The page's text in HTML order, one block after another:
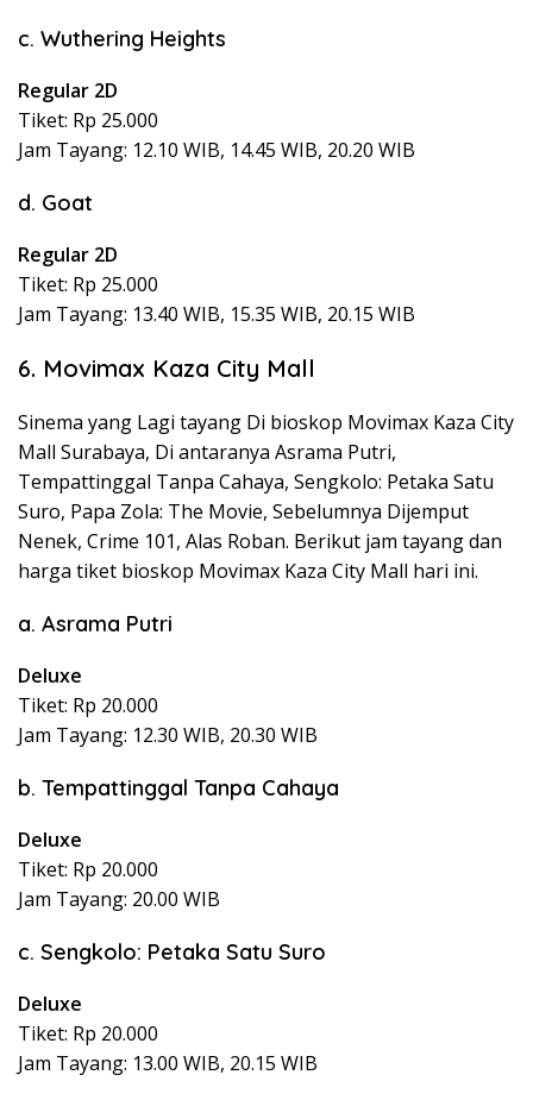
c. Wuthering Heights
Regular 2D
Tiket: Rp 25.000
Jam Tayang: 12.10 WIB, 14.45 WIB, 20.20 WIB
d. Goat
Regular 2D
Tiket: Rp 25.000
Jam Tayang: 13.40 WIB, 15.35 WIB, 20.15 WIB
6. Movimax Kaza City Mall
Sinema yang Lagi tayang Di bioskop Movimax Kaza City
Mall Surabaya, Di antaranya Asrama Putri,
Tempattinggal Tanpa Cahaya, Sengkolo: Petaka Satu
Suro, Papa Zola: The Movie, Sebelumnya Dijemput
Nenek, Crime 101, Alas Roban. Berikut jam tayang dan
harga tiket bioskop Movimax Kaza City Mall hari ini.
a. Asrama Putri
Deluxe
Tiket: Rp 20.000
Jam Tayang: 12.30 WIB, 20.30 WIB
b. Tempattinggal Tanpa Cahaya
Deluxe
Tiket: Rp 20.000
Jam Tayang: 20.00 WIB
c. Sengkolo: Petaka Satu Suro
Deluxe
Tiket: Rp 20.000
Jam Tayang: 13.00 WIB, 20.15 WIB